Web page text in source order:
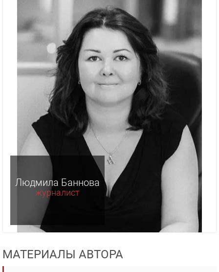
Людмила Баннова
журналист
МАТЕРИАЛЫ АВТОРА